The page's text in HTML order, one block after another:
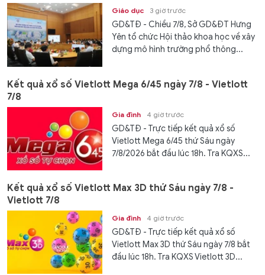
Giáo dục 3 giờ trước
GD&TĐ - Chiều 7/8, Sở GD&ĐT Hưng
Yên tổ chức Hội thảo khoa học về xây
dựng mô hình trường phổ thông...
Kết quả xổ số Vietlott Mega 6/45 ngày 7/8 - Vietlott
7/8
Gia đình 4 giờ trước
GD&TĐ - Trực tiếp kết quả xổ số
Vietlott Mega 6/45 thứ Sáu ngày
7/8/2026 bắt đầu lúc 18h. Tra KQXS...
Kết quả xổ số Vietlott Max 3D thứ Sáu ngày 7/8 -
Vietlott 7/8
Gia đình 4 giờ trước
GD&TĐ - Trực tiếp kết quả xổ số
Vietlott Max 3D thứ Sáu ngày 7/8 bắt
đầu lúc 18h. Tra KQXS Vietlott 3D...